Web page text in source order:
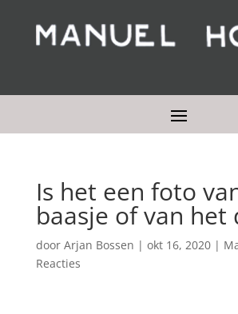
Is het een foto
baasje of van het
door Arjan Bossen | okt 16, 2020|
Reacties